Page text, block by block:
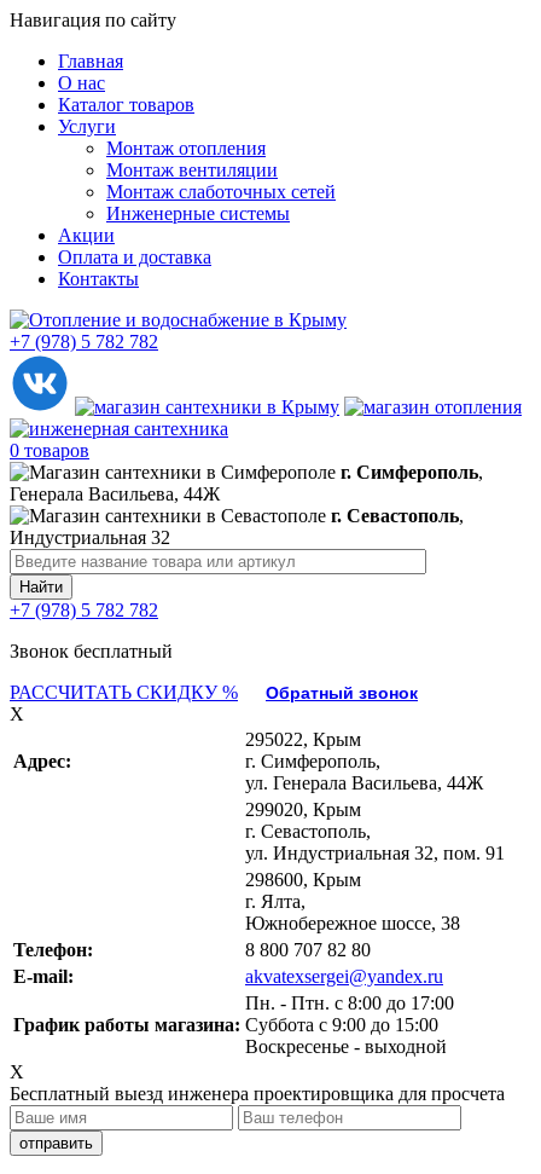
Навигация по сайту
Главная
О нас
Каталог товаров
Услуги
Монтаж отопления
Монтаж вентиляции
Монтаж слаботочных сетей
Инженерные системы
Акции
Оплата и доставка
Контакты
+7 (978) 5 782 782
0 товаров
г. Симферополь,
Генерала Васильева, 44Ж
г. Севастополь,
Индустриальная 32
+7 (978) 5 782 782
Звонок бесплатный
РАССЧИТАТЬ СКИДКУ %
Обратный звонок
X
Адрес:
295022, Крым
г. Симферополь,
ул. Генерала Васильева, 44Ж
299020, Крым
г. Севастополь,
ул. Индустриальная 32, пом. 91
298600, Крым
г. Ялта,
Южнобережное шоссе, 38
Телефон:
8 800 707 82 80
E-mail:
akvatexsergei@yandex.ru
График работы магазина:
Пн. - Птн. с 8:00 до 17:00
Суббота с 9:00 до 15:00
Воскресенье - выходной
X
Бесплатный выезд инженера проектировщика для просчета